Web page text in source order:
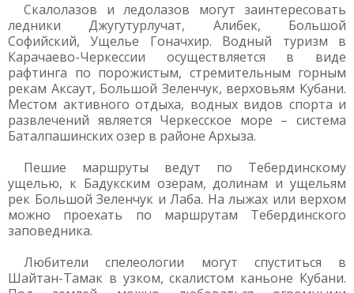
Скалолазов и ледолазов могут заинтересовать
ледники Джугутурлучат, Алибек, Большой
Софийский, Ущелье Гоначхир. Водный туризм в
Карачаево-Черкессии осуществляется в виде
рафтинга по порожистым, стремительным горным
рекам Аксаут, Большой Зеленчук, верховьям Кубани.
Местом активного отдыха, водных видов спорта и
развлечений является Черкесское море – система
Баталпашинских озер в районе Архыза.
Пешие маршруты ведут по Тебердинскому
ущелью, к Бадукским озерам, долинам и ущельям
рек Большой Зеленчук и Лаба. На лыжах или верхом
можно проехать по маршрутам Тебердинского
заповедника.
Любители спелеологии могут спуститься в
Шайтан-Тамак в узком, скалистом каньоне Кубани.